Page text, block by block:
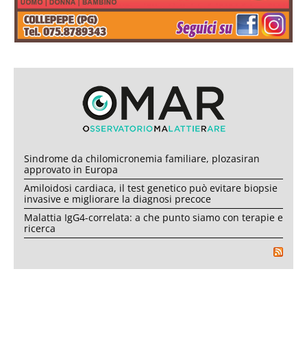
Sindrome da chilomicronemia familiare, plozasiran
approvato in Europa
Amiloidosi cardiaca, il test genetico può evitare biopsie
invasive e migliorare la diagnosi precoce
Malattia IgG4-correlata: a che punto siamo con terapie e
ricerca